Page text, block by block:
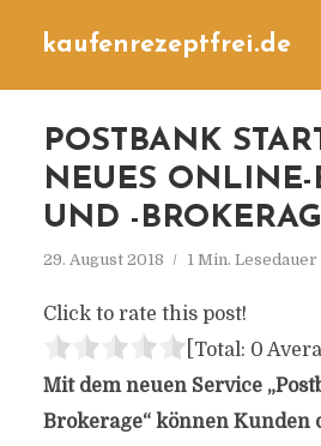
kaufenrezeptfrei.de
POSTBANK
NEUES
UND -
29. August 2018 1 Min. Lesedauer
Click to rate this post!
[Total: 0
Mit dem neuen Service
Brokerage“ können Kunden